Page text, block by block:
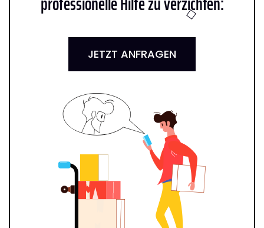
JETZT ANFRAGEN